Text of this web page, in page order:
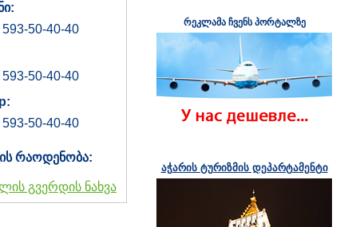
50-40-40
50-40-40
50-40-40
რაოდენობა:
გვერდის ნახვა
რეკლამა ჩვენს პორტალზე
აჭარის ტურიზმის დეპარტამენტი